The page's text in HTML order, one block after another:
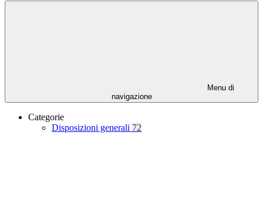
Menu di
navigazione
Categorie
Disposizioni generali 72